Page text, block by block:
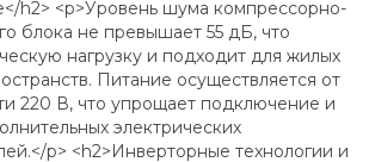
h2> <p>Уровень шума компрессорно-
блока не превышает 55 дБ, что
нагрузку и подходит для жилых
Питание осуществляется от
220 В, что упрощает подключение и
электрических
p> <h2>Инверторные технологии и